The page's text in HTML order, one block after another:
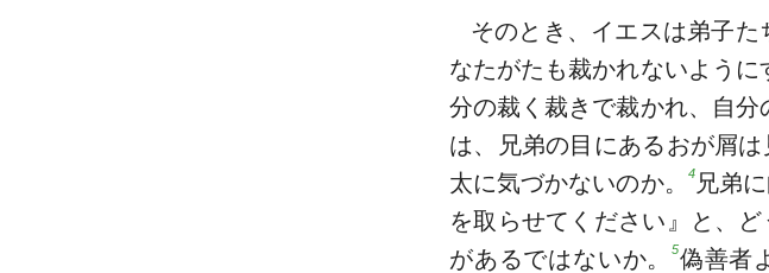
そのとき、イエスは弟子た
なたがたも裁かれないように
分の裁く裁きで裁かれ、自分
は、兄弟の目にあるおが屑
太に気づかないのか。
4兄弟
を取らせてください』と、
があるではないか。5偽善者